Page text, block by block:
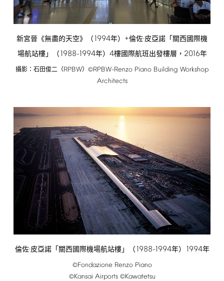
新宮晉《無盡的天空》（1994年） +倫佐·皮亞諾「關西國際機
場航站樓」（1988-1994年） 4樓國際航班出發樓層， 2016年
攝影：石田俊二（RPBW）©RPBW-Renzo Piano Building Workshop
Architects
倫佐·皮亞諾「關西國際機場航站樓」（1988-1994年） 1994年
©Fondazione Renzo Piano
©Kansai Airports©Kawatetsu